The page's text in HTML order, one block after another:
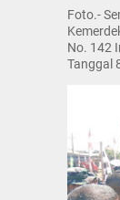
Foto.-
No. 142
Tanggal